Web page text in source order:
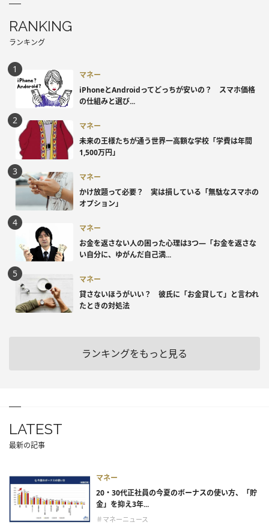
RANKING
ランキング
マネー
iPhoneとAndroidってどっちが安いの？ スマホ価格
の仕組みと選び...
マネー
未来の王様たちが通う世界一高額な学校「学費は年間
1,500万円」
マネー
かけ放題って必要？ 実は損している「無駄なスマホの
オプション」
マネー
お金を返さない人の困った心理は3つ―「お金を返さな
い自分に、ゆがんだ自己満...
マネー
貸さないほうがいい？ 彼氏に「お金貸して」と言われ
たときの対処法
ランキングをもっと見る
LATEST
最新の記事
マネー
20・30代正社員の今夏のボーナスの使い方、「貯
金」を抑え3年...
＃マネーニュース